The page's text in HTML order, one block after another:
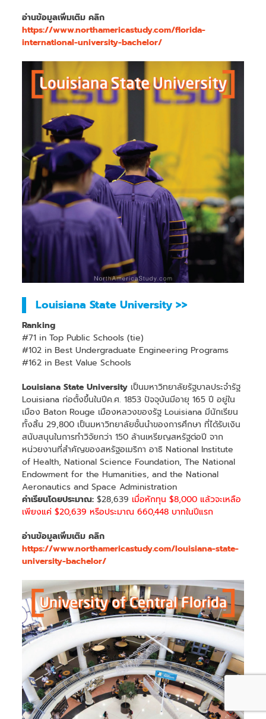
อ่านข้อมูลเพิ่มเติม คลิก
https://www.northamericastudy.com/florida-
international-university-bachelor/
Louisiana State University >>
Ranking
#71 in Top Public Schools (tie)
#102 in Best Undergraduate Engineering Programs
#162 in Best Value Schools
Louisiana State University เป็นมหาวิทยาลัยรัฐบาลประจำรัฐ
Louisiana ก่อตั้งขึ้นในปีค.ศ. 1853 ปัจจุบันมีอายุ 165 ปี อยู่ใน
เมือง Baton Rouge เมืองหลวงของรัฐ Louisiana มีนักเรียน
ทั้งสิ้น 29,800 เป็นมหาวิทยาลัยชั้นนำของการศึกษา ที่ได้รับเงิน
สนับสนุนในการทำวิจัยกว่า 150 ล้านเหรียญสหรัฐต่อปี จาก
หน่วยงานที่สำคัญของสหรัฐอเมริกา อาธิ National Institute
of Health, National Science Foundation, The National
Endowment for the Humanities, and the National
Aeronautics and Space Administration
ค่าเรียนโดยประมาณ: $28,639 เมื่อหักทุน $8,000 แล้วจะเหลือ
เพียงแค่ $20,639 หรือประมาณ 660,448 บาทในปีแรก
อ่านข้อมูลเพิ่มเติม คลิก
https://www.northamericastudy.com/louisiana-state-
university-bachelor/